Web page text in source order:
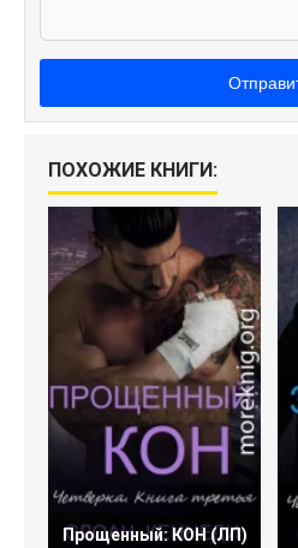
ПОХОЖИЕ КНИГИ:
Прощенный: КОН (ЛП)